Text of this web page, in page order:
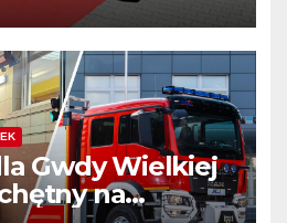
Gwdy Wielkiej
na